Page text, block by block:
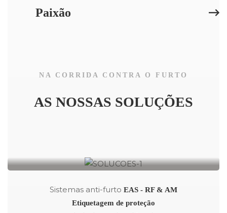
Paixão
NA CORRIDA CONTRA O FURTO
AS NOSSAS SOLUÇÕES
Sistemas anti-furto EAS - RF & AM
Etiquetagem de proteção